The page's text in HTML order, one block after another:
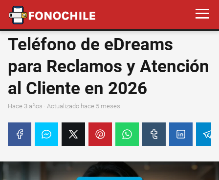
Teléfono de eDreams
para Reclamos y Atención
al Cliente en 2026
hace 3 años · Actualizado hace 5 meses